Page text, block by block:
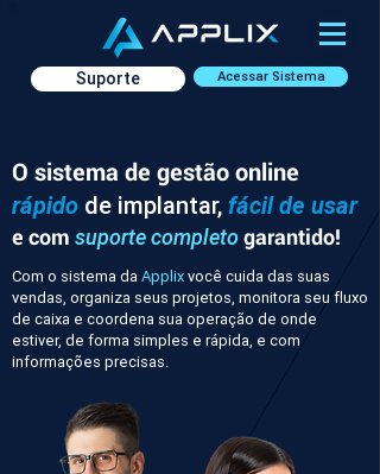
Acessar Sistema
Suporte
O sistema de gestão online
rápido de implantar, fácil de usar
e com suporte completogarantido!
Com o sistema daApplixvocê cuida das suas
vendas, organiza seus projetos, monitora seu fluxo
de caixa e coordena sua operação de onde
estiver, de forma simples e rápida, e com
informações precisas.